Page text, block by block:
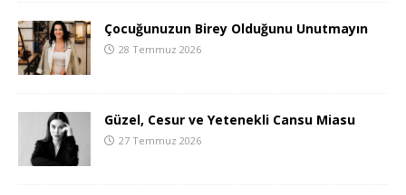
Çocuğunuzun Birey Olduğunu Unutmayın
28 Temmuz 2026
Güzel, Cesur ve Yetenekli Cansu Miasu
27 Temmuz 2026